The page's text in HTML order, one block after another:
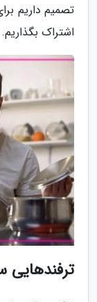
تصمیم داریم
اشتراک بگذاریم.
ترفندهایی